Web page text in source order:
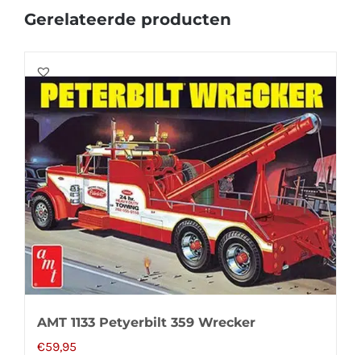
Gerelateerde producten
AMT 1133 Petyerbilt 359 Wrecker
€59,95